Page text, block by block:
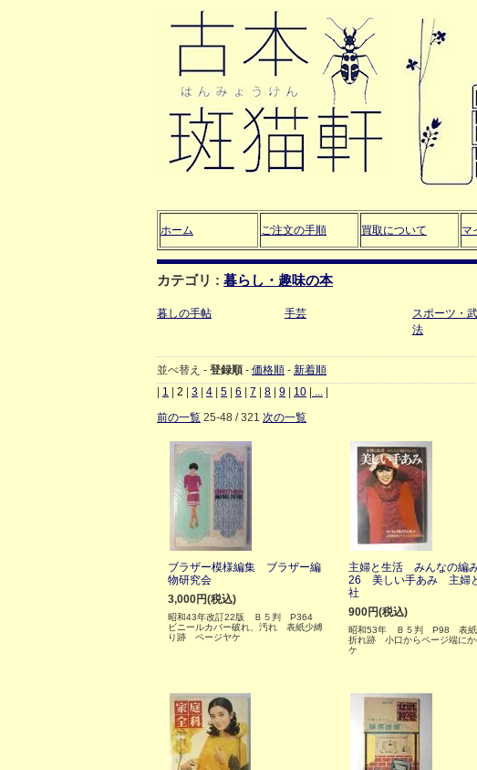
ホーム ご注文の手順 買取について マ
カテゴリ : 暮らし・趣味の本
暮しの手帖 手芸
スポーツ・
法
並べ替え - 登録順 - 価格順 - 新着順
1 2 3 4 5 6 7 8 9 10 ...
前の一覧 25-48 / 321 次の一覧
ブラザー模様編集 ブラザー編
物研究会
3,000円(税込)
昭和43年改訂22版 Ｂ５判 P364
ビニールカバー破れ、汚れ 表紙少縛
り跡 ページヤケ
主婦と生活 みんなの編
26 美しい手あみ 主婦
社
900円(税込)
昭和53年 Ｂ５判 P98 表紙
折れ跡 小口からページ端にか
ケ